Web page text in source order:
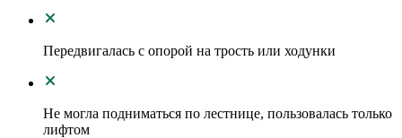
Передвигалась с опорой на трость или ходунки
Не могла подниматься по лестнице, пользовалась только
лифтом